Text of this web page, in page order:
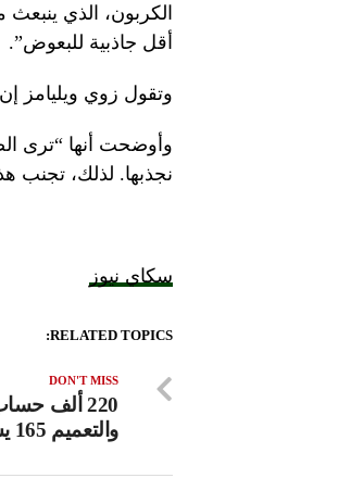
الكربون، الذي
أقل جاذبية للبعوض”.
وتقول زوي ويليامز
وأوضحت أنها “ترى
نجذبها. لذلك، تجنب
سكاي نيوز
RELATED TOPICS:
DON'T MISS
220 ألف
والتعميم 165 يسلك طريق التنفيذ بحذر